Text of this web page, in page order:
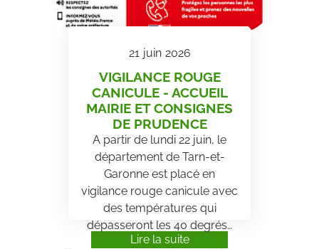
21 juin 2026
VIGILANCE ROUGE
CANICULE - ACCUEIL
MAIRIE ET CONSIGNES
DE PRUDENCE
A partir de lundi 22 juin, le
département de Tarn-et-
Garonne est placé en
vigilance rouge canicule avec
des températures qui
dépasseront les 40 degrés…
Lire la suite